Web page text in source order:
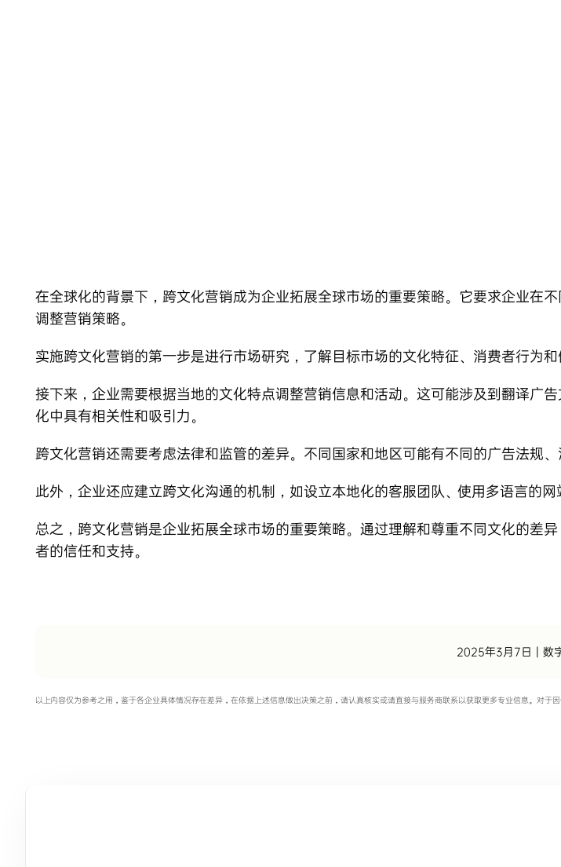
在全球化的背景下，跨文化营销成为企业拓展全球市场的重要策略。它要求企业在
调整营销策略。
实施跨文化营销的第一步是进行市场研究，了解目标市场的文化特征、消费者行为
接下来，企业需要根据当地的文化特点调整营销信息和活动。这可能涉及到翻译广
化中具有相关性和吸引力。
跨文化营销还需要考虑法律和监管的差异。不同国家和地区可能有不同的广告法规
此外，企业还应建立跨文化沟通的机制，如设立本地化的客服团队、使用多语言的
总之，跨文化营销是企业拓展全球市场的重要策略。通过理解和尊重不同文化的差
者的信任和支持。
2025年3月7日 数
以上内容仅为参考之用，鉴于各企业具体情况存在差异，在依据上述信息做出决策之前，请认真核实或请直接与服务商联系以获取更多专业信息。对于